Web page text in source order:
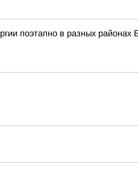
поэтапно в разных районах